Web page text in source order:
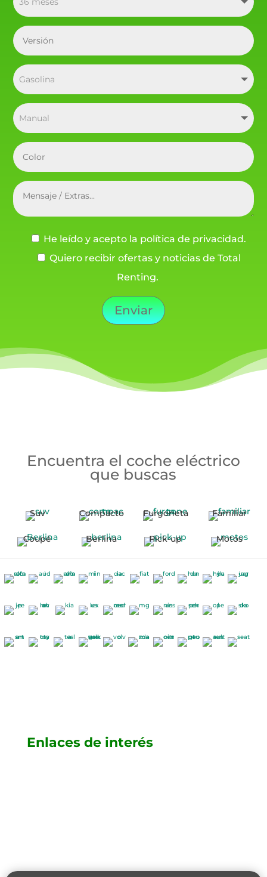
He leído y acepto la política de privacidad.
Quiero recibir ofertas y noticias de Total
Renting.
Enviar
Encuentra el coche eléctrico
que buscas
Suv Compacto Furgoneta Familiar
Coupé Berlina Pick-up Motos
Enlaces de interés